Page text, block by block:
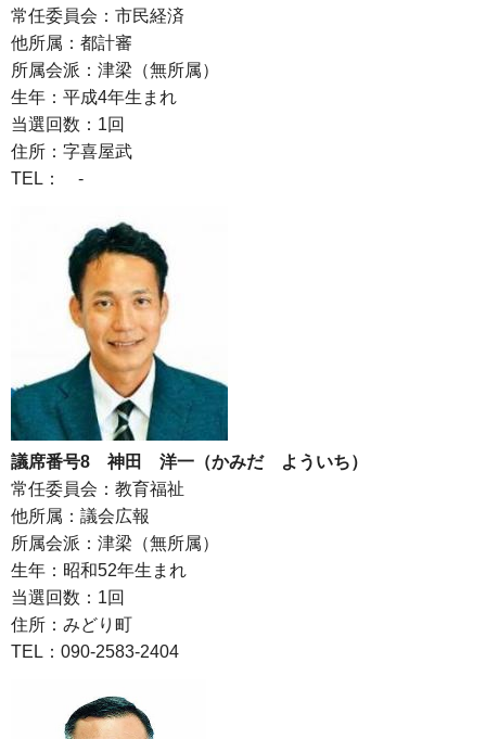
常任委員会：市民経済
他所属：都計審
所属会派：津梁（無所属）
生年：平成4年生まれ
当選回数：1回
住所：字喜屋武
TEL： -
議席番号8 神田 洋一（かみだ よういち）
常任委員会：教育福祉
他所属：議会広報
所属会派：津梁（無所属）
生年：昭和52年生まれ
当選回数：1回
住所：みどり町
TEL：090-2583-2404